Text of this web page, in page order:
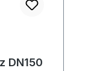
DN150